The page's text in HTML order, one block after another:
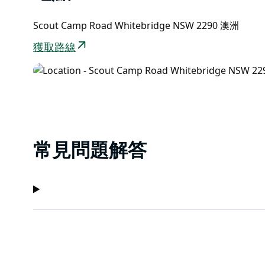
Scout Camp Road Whitebridge NSW 2290 澳洲
獲取路線
常見問題解答